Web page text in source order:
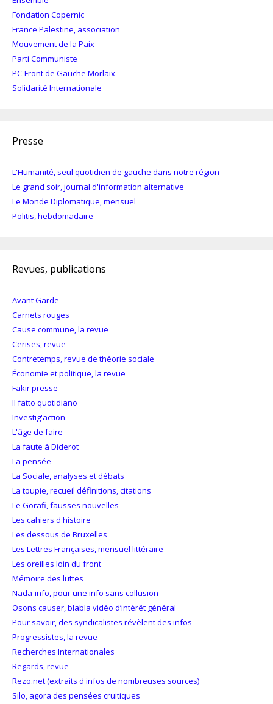
Fondation Copernic
France Palestine, association
Mouvement de la Paix
Parti Communiste
PC-Front de Gauche Morlaix
Solidarité Internationale
Presse
L'Humanité, seul quotidien de gauche dans notre région
Le grand soir, journal d'information alternative
Le Monde Diplomatique, mensuel
Politis, hebdomadaire
Revues, publications
Avant Garde
Carnets rouges
Cause commune, la revue
Cerises, revue
Contretemps, revue de théorie sociale
Économie et politique, la revue
Fakir presse
Il fatto quotidiano
Investig'action
L'âge de faire
La faute à Diderot
La pensée
La Sociale, analyses et débats
La toupie, recueil définitions, citations
Le Gorafi, fausses nouvelles
Les cahiers d'histoire
Les dessous de Bruxelles
Les Lettres Françaises, mensuel littéraire
Les oreilles loin du front
Mémoire des luttes
Nada-info, pour une info sans collusion
Osons causer, blabla vidéo d’intérêt général
Pour savoir, des syndicalistes révèlent des infos
Progressistes, la revue
Recherches Internationales
Regards, revue
Rezo.net (extraits d'infos de nombreuses sources)
Silo, agora des pensées cruitiques